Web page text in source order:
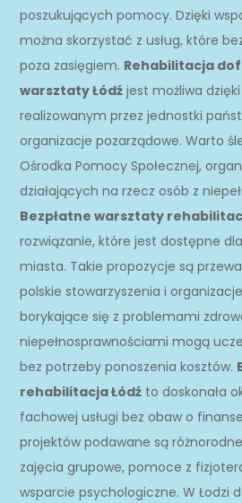
poszukujących pomocy. Dzięki
można skorzystać z usług, które
poza zasięgiem. Rehabilitacja
warsztaty Łódź jest możliwa
realizowanym przez jednostki
organizacje pozarządowe. Warto
Ośrodka Pomocy Społecznej,
działających na rzecz osób z
Bezpłatne warsztaty
rozwiązanie, które jest dostępne
miasta. Takie propozycje są
polskie stowarzyszenia i
borykające się z problemami
niepełnosprawnościami mogą
bez potrzeby ponoszenia kosztów.
rehabilitacja Łódź to doskonała
fachowej usługi bez obaw o
projektów podawane są
zajęcia grupowe, pomoce z
wsparcie psychologiczne. W Łodzi